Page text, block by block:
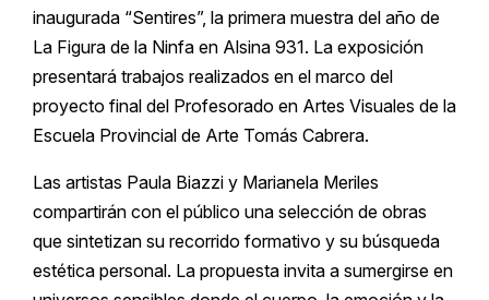
inaugurada “Sentires”, la primera muestra del año de
La Figura de la Ninfa en Alsina 931. La exposición
presentará trabajos realizados en el marco del
proyecto final del Profesorado en Artes Visuales de la
Escuela Provincial de Arte Tomás Cabrera.
Las artistas Paula Biazzi y Marianela Meriles
compartirán con el público una selección de obras
que sintetizan su recorrido formativo y su búsqueda
estética personal. La propuesta invita a sumergirse en